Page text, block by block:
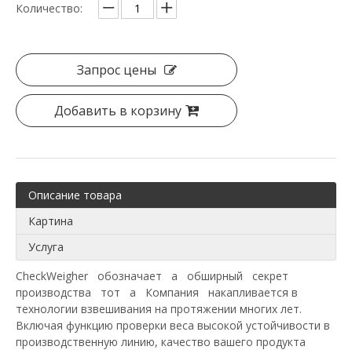
Количество:
Запрос цены
Добавить в корзину
Описание товара
Картина
Услуга
CheckWeigher обозначает а обширный секрет
производства тот а Компания накапливается в
технологии взвешивания на протяжении многих лет.
Включая функцию проверки веса высокой устойчивости в
производственную линию, качество вашего продукта